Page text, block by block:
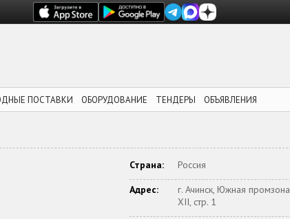
ПОСТАВКИ ОБОРУДОВАНИЕ ТЕНДЕРЫ ОБЪЯВЛЕНИЯ
Страна:
Россия
Адрес:
г. Ачинск, Южная
XII, стр. 1